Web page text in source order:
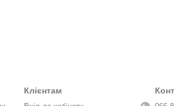
Клієнтам